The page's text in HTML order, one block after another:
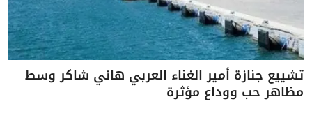
تشييع جنازة أمير الغناء العربي هاني شاكر وسط
مظاهر حب ووداع مؤثرة